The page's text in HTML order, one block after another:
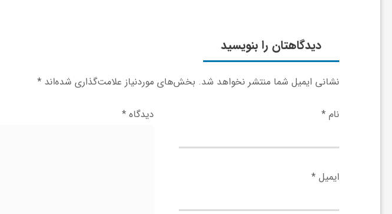
دیدگاهتان را بنویسید
نشانی ایمیل شما منتشر نخواهد شد. بخش‌های موردنیاز علامت‌گذاری شده‌اند *
دیدگاه* نام *
ایمیل *